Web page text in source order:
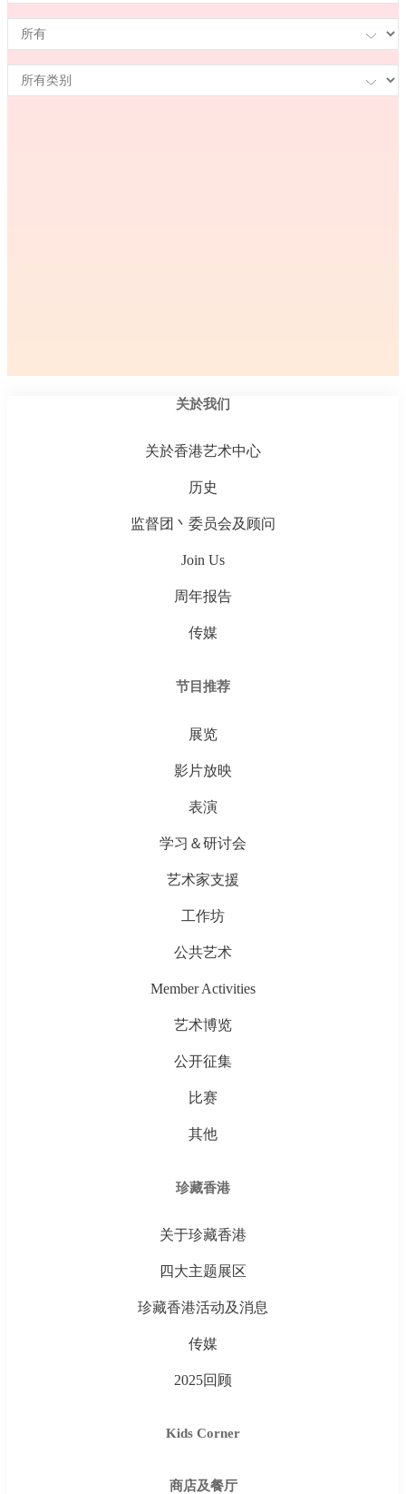
关於我们
关於香港艺术中心
历史
监督团丶委员会及顾问
Join Us
周年报告
传媒
节目推荐
展览
影片放映
表演
学习＆研讨会
艺术家支援
工作坊
公共艺术
Member Activities
艺术博览
公开征集
比赛
其他
珍藏香港
关于珍藏香港
四大主题展区
珍藏香港活动及消息
传媒
2025回顾
Kids Corner
商店及餐厅